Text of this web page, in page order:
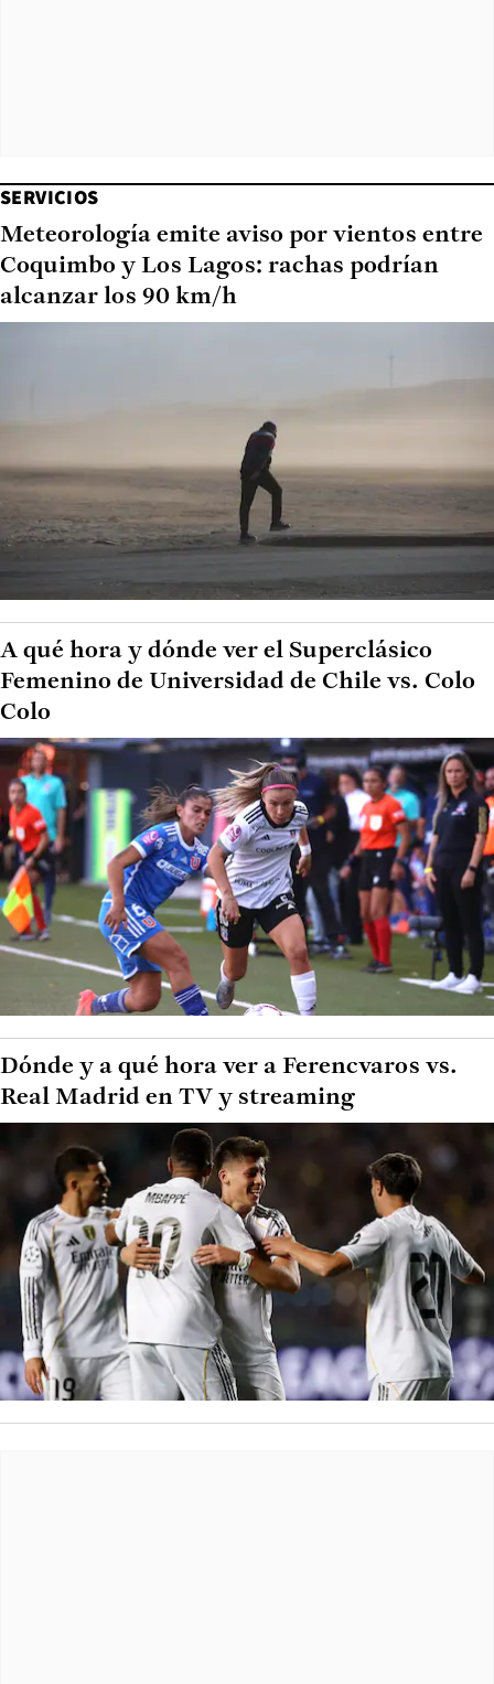
SERVICIOS
Meteorología emite aviso por vientos entre
Coquimbo y Los Lagos: rachas podrían
alcanzar los 90 km/h
A qué hora y dónde ver el Superclásico
Femenino de Universidad de Chile vs. Colo
Colo
Dónde y a qué hora ver a Ferencvaros vs.
Real Madrid en TV y streaming